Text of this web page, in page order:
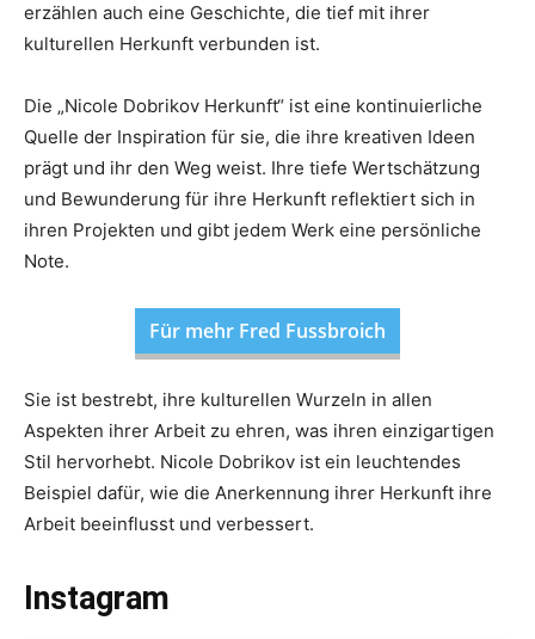
erzählen auch eine Geschichte, die tief mit ihrer
kulturellen Herkunft verbunden ist.
Die „Nicole Dobrikov Herkunft“ ist eine kontinuierliche
Quelle der Inspiration für sie, die ihre kreativen Ideen
prägt und ihr den Weg weist. Ihre tiefe Wertschätzung
und Bewunderung für ihre Herkunft reflektiert sich in
ihren Projekten und gibt jedem Werk eine persönliche
Note.
Für mehr Fred Fussbroich
Sie ist bestrebt, ihre kulturellen Wurzeln in allen
Aspekten ihrer Arbeit zu ehren, was ihren einzigartigen
Stil hervorhebt. Nicole Dobrikov ist ein leuchtendes
Beispiel dafür, wie die Anerkennung ihrer Herkunft ihre
Arbeit beeinflusst und verbessert.
Instagram